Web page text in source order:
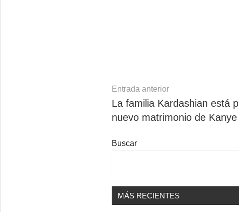
Navegación
de
entradas
Entrada anterior
La familia Kardashian está
nuevo matrimonio de
Buscar
MÁS RECIENTES